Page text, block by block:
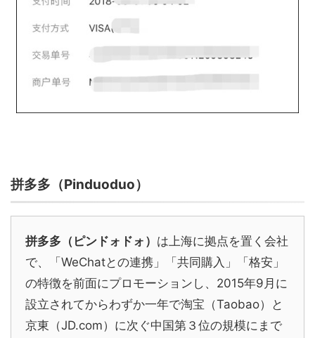
拼多多（Pinduoduo）
拼多多（ピンドォドォ） は上海に拠点を置く会社
で、「WeChatとの連携」「共同購入」「格安」
の特徴を前面にプロモーションし、2015年9月に
設立されてからわずか一年で淘宝（Taobao）と
京東（JD.com）に次ぐ中国第３位の規模にまで